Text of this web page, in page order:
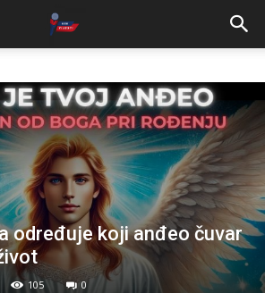
određuje koji anđeo čuvar
105 0